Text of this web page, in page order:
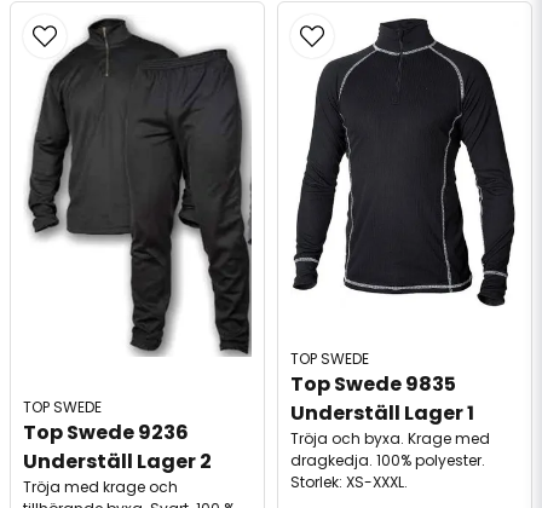
TOP SWEDE
Top Swede 9236
Underställ Lager 2
Tröja med krage och
TOP SWEDE
Top Swede 9835
Underställ Lager 1
Tröja och byxa. Krage med
dragkedja. 100% polyester.
Storlek: XS-XXXL.